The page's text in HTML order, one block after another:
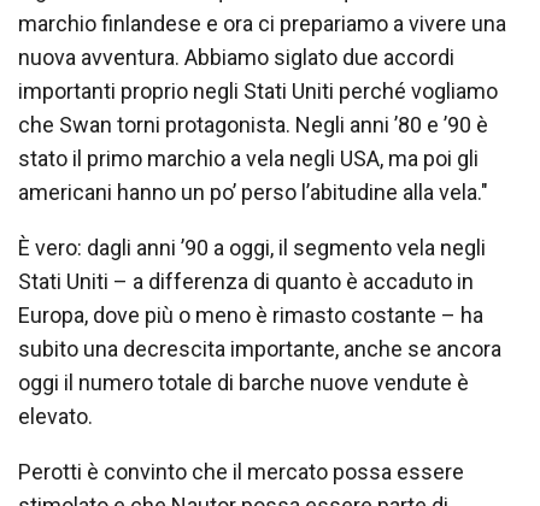
marchio finlandese e ora ci prepariamo a vivere una
nuova avventura. Abbiamo siglato due accordi
importanti proprio negli Stati Uniti perché vogliamo
che Swan torni protagonista. Negli anni ’80 e ’90 è
stato il primo marchio a vela negli USA, ma poi gli
americani hanno un po’ perso l’abitudine alla vela."
È vero: dagli anni ’90 a oggi, il segmento vela negli
Stati Uniti – a differenza di quanto è accaduto in
Europa, dove più o meno è rimasto costante – ha
subito una decrescita importante, anche se ancora
oggi il numero totale di barche nuove vendute è
elevato.
Perotti è convinto che il mercato possa essere